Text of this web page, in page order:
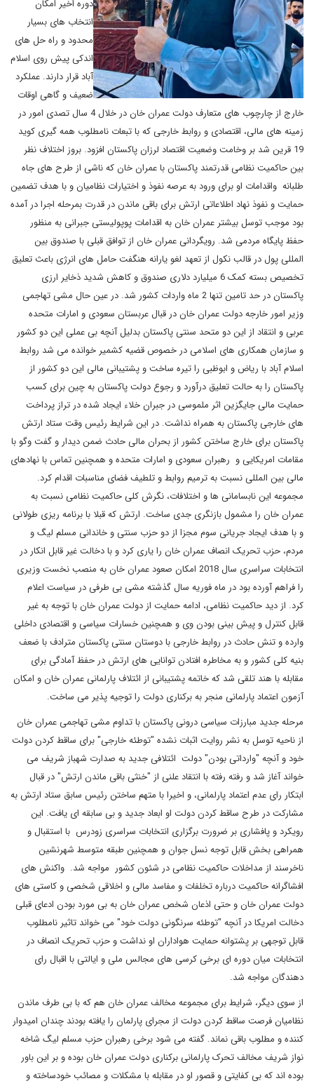
دوره اخیر امکان
انتخاب های بسیار
محدود و راه حل های
اندکی پیش روی اسلام
آباد قرار دارند. عملکرد
ضعیف و گاهی اوقات
خارج از چارچوب های متعارف دولت عمران خان در خلال 4 سال تصدی امور در
زمینه های مالی، اقتصادی و روابط خارجی که با تبعات نامطلوب همه گیری کوید
19 قرین شد بر وخامت وضعیت اقتصاد لرزان پاکستان افزود. بروز اختلاف نظر
بین حاکمیت نظامی قدرتمند پاکستان با عمران خان که ناشی از طرح های جاه
طلبانه واقدامات او برای ورود به عرصه نفوذ و اختیارات نظامیان و با هدف تضمین
حمایت و نفوذ نهاد اطلاعاتی ارتش برای باقی ماندن در قدرت بمرحله اجرا در آمده
بود موجب توسل بیشتر عمران خان به اقدامات پوپولیستی جبرانی به منظور
حفظ پایگاه مردمی شد. رویگردانی عمران خان از توافق قبلی با صندوق بین
المللی پول در قالب نکول از تعهد لغو یارانه هنگفت حامل های انرژی باعث تعلیق
تخصیص بسته کمک 6 میلیارد دلاری صندوق و کاهش شدید ذخایر ارزی
پاکستان در حد تامین تنها 2 ماه واردات کشور شد. در عین حال مشی تهاجمی
وزیر امور خارجه دولت عمران خان در قبال عربستان سعودی و امارات متحده
عربی و انتقاد از این دو متحد سنتی پاکستان بدلیل آنچه بی عملی این دو کشور
و سازمان همکاری های اسلامی در خصوص قضیه کشمیر خوانده می شد روابط
اسلام آباد با ریاض و ابوظبی را تیره ساخت و پشتیبانی مالی این دو کشور از
پاکستان را به حالت تعلیق درآورد و رجوع دولت پاکستان به چین برای کسب
حمایت مالی جایگزین اثر ملموسی در جبران خلاء ایجاد شده در تراز پرداخت
های خارجی پاکستان به همراه نداشت. در این شرایط رئیس وقت ستاد ارتش
پاکستان برای خارج ساختن کشور از بحران مالی حادث ضمن دیدار و گفت وگو با
مقامات امریکایی و رهبران سعودی و امارات متحده و همچنین تماس با نهادهای
مالی بین المللی نسبت به ترمیم روابط و تلطیف فضای مناسبات اقدام کرد.
مجموعه این نابسامانی ها و اختلافات، نگرش کلی حاکمیت نظامی نسبت به
عمران خان را مشمول بازنگری جدی ساخت. ارتش که قبلا با برنامه ریزی طولانی
و با هدف ایجاد جریانی سوم مجزا از دو حزب سنتی و خاندانی مسلم لیگ و
مردم، حزب تحریک انصاف عمران خان را یاری کرد و با دخالت غیر قابل انکار در
انتخابات سراسری سال 2018 امکان صعود عمران خان به منصب نخست وزیری
را فراهم آورده بود در ماه فوریه سال گذشته مشی بی طرفی در سیاست اعلام
کرد. از دید حاکمیت نظامی، ادامه حمایت از دولت عمران خان با توجه به غیر
قابل کنترل و پیش بینی بودن وی و همچنین خسارات سیاسی و اقتصادی داخلی
وارده و تنش حادث در روابط خارجی با دوستان سنتی پاکستان مترادف با ضعف
بنیه کلی کشور و به مخاطره افتادن توانایی های ارتش در حفظ آمادگی برای
مقابله با هند تلقی شد که خاتمه پشتیبانی از ائتلاف پارلمانی عمران خان و امکان
آزمون اعتماد پارلمانی منجر به برکناری دولت را توجیه پذیر می ساخت.
مرحله جدید مبارزات سیاسی درونی پاکستان با تداوم مشی تهاجمی عمران خان
از ناحیه توسل به نشر روایت اثبات نشده "توطئه خارجی" برای ساقط کردن دولت
خود و آنچه "وارداتی بودن" دولت ائتلافی جدید به صدارت شهباز شریف می
خواند آغاز شد و رفته رفته با انتقاد علنی از "خنثی باقی ماندن ارتش" در قبال
ابتکار رای عدم اعتماد پارلمانی، و اخیرا با متهم ساختن رئیس سابق ستاد ارتش به
مشارکت در طرح ساقط کردن دولت او ابعاد جدید و بی سابقه ای یافت. این
رویکرد و پافشاری بر ضرورت برگزاری انتخابات سراسری زودرس با استقبال و
همراهی بخش قابل توجه نسل جوان و همچنین طبقه متوسط شهرنشین
ناخرسند از مداخلات حاکمیت نظامی در شئون کشور مواجه شد. واکنش های
افشاگرانه حاکمیت درباره تخلفات و مفاسد مالی و اخلاقی شخصی و کاستی های
دولت عمران خان و حتی اذعان شخص عمران خان به بی مورد بودن ادعای قبلی
دخالت امریکا در آنچه "توطئه سرنگونی دولت خود" می خواند تاثیر نامطلوب
قابل توجهی بر پشتوانه حمایت هواداران او نداشت و حزب تحریک انصاف در
انتخابات میان دوره ای برخی کرسی های مجالس ملی و ایالتی با اقبال رای
دهندگان مواجه شد.
از سوی دیگر، شرایط برای مجموعه مخالف عمران خان هم که با بی طرف ماندن
نظامیان فرصت ساقط کردن دولت از مجرای پارلمان را یافته بودند چندان امیدوار
کننده و مطلوب باقی نماند. گفته می شود برخی رهبران حزب مسلم لیگ شاخه
نواز شریف مخالف تحرک پارلمانی برکناری دولت عمران خان بوده و بر این باور
بوده اند که بی کفایتی و قصور او در مقابله با مشکلات و مصائب خودساخته و